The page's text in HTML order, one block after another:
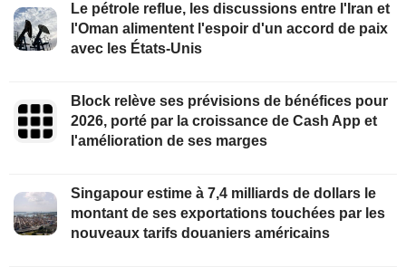
Le pétrole reflue, les discussions entre l'Iran et
l'Oman alimentent l'espoir d'un accord de paix
avec les États-Unis
Block relève ses prévisions de bénéfices pour
2026, porté par la croissance de Cash App et
l'amélioration de ses marges
Singapour estime à 7,4 milliards de dollars le
montant de ses exportations touchées par les
nouveaux tarifs douaniers américains